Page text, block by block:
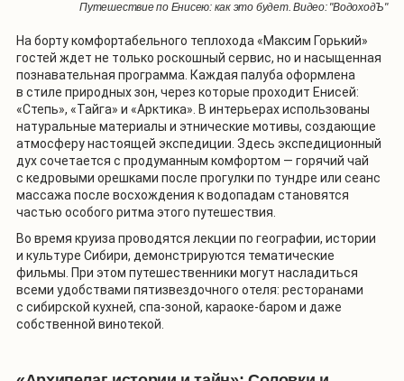
Путешествие по Енисею: как это будет. Видео: "ВодоходЪ"
На борту комфортабельного теплохода «Максим Горький»
гостей ждет не только роскошный сервис, но и насыщенная
познавательная программа. Каждая палуба оформлена
в стиле природных зон, через которые проходит Енисей:
«Степь», «Тайга» и «Арктика». В интерьерах использованы
натуральные материалы и этнические мотивы, создающие
атмосферу настоящей экспедиции. Здесь экспедиционный
дух сочетается с продуманным комфортом — горячий чай
с кедровыми орешками после прогулки по тундре или сеанс
массажа после восхождения к водопадам становятся
частью особого ритма этого путешествия.
Во время круиза проводятся лекции по географии, истории
и культуре Сибири, демонстрируются тематические
фильмы. При этом путешественники могут насладиться
всеми удобствами пятизвездочного отеля: ресторанами
с сибирской кухней, спа-зоной, караоке-баром и даже
собственной винотекой.